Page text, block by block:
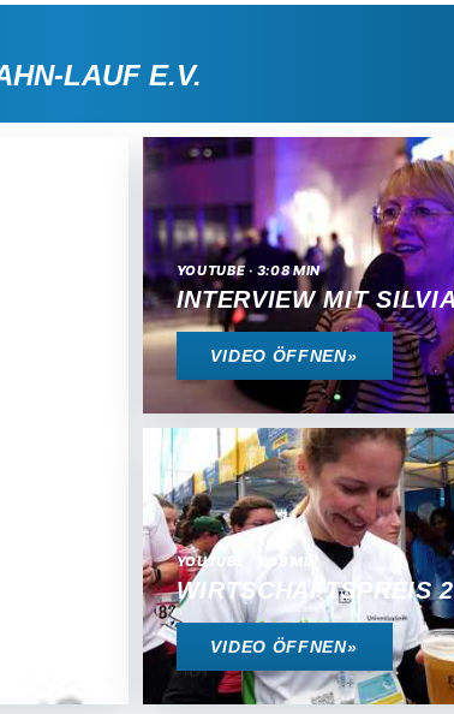
LAUF E.V.
YOUTUBE · 3:08 MIN
INTERVIEW MIT
VIDEO ÖFFNEN»
YOUTUBE · 1:48 MIN
WIRTSCHAFTSPREIS
VIDEO ÖFFNEN»